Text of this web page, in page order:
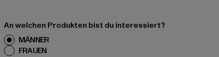
An welchen Produkten bist du interessiert?
MÄNNER
FRAUEN